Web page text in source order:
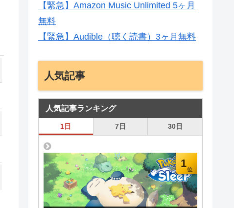
【緊急】Amazon Music Unlimited 5ヶ月
無料
【緊急】Audible（聴く読書）3ヶ月無料
人気記事
人気記事ランキング
1日 7日 30日
1